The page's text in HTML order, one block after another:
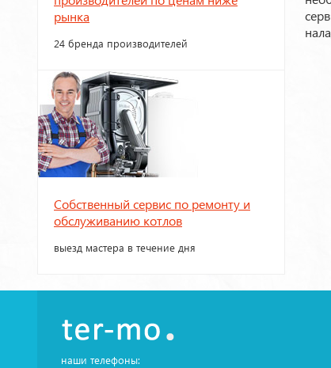
рынка
24 бренда производителей
Собственный сервис по ремонту и
обслуживанию котлов
выезд мастера в течение дня
наши телефоны: